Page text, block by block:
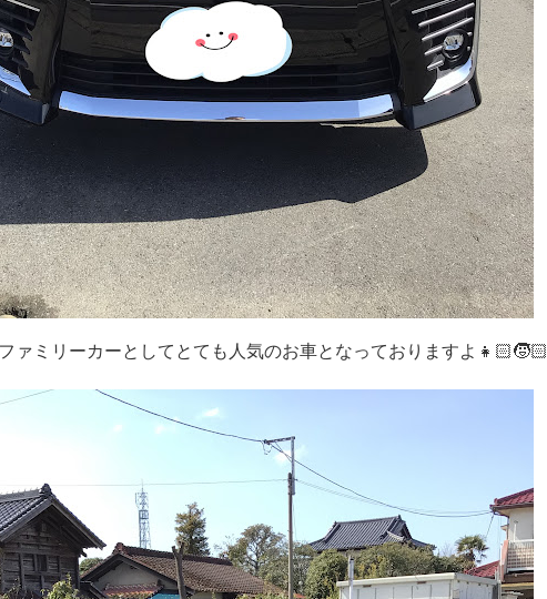
ァミリーカーとしてとても人気のお車となっておりますよ👧🏻🧒🏻